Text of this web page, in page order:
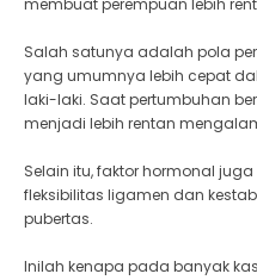
Salah satunya adalah pola
yang umumnya lebih cepat
laki-laki. Saat pertumbuhan
menjadi lebih rentan
Selain itu, faktor hormonal
fleksibilitas ligamen dan
pubertas.
Inilah kenapa pada banyak